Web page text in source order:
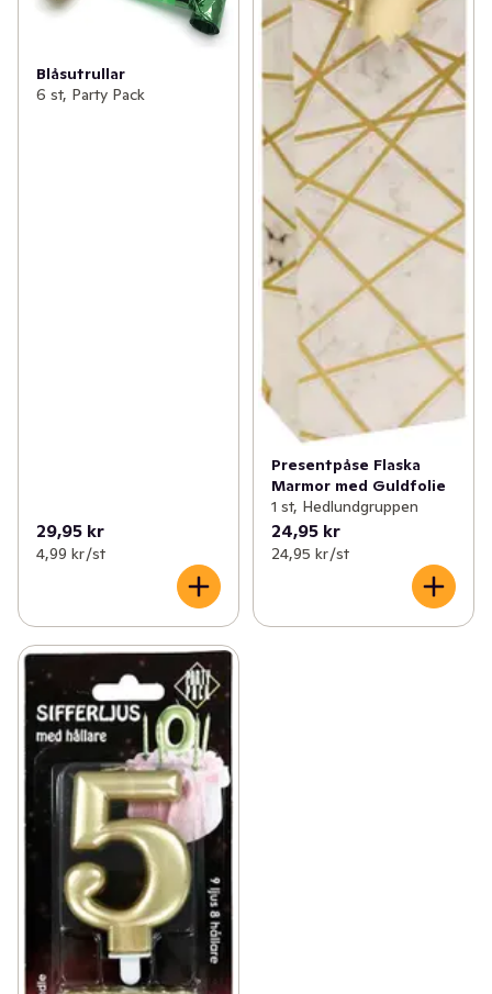
Blåsutrullar
6 st, Party Pack
29,95 kr
4,99 kr /st
Presentpåse Flaska
Marmor med Guldfolie
1 st, Hedlundgruppen
24,95 kr
24,95 kr /st